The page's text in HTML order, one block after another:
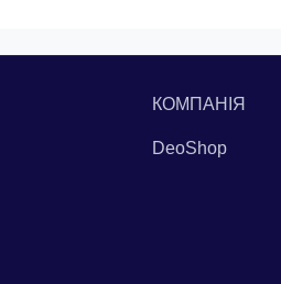
КОМПАНІЯ
DeoShop